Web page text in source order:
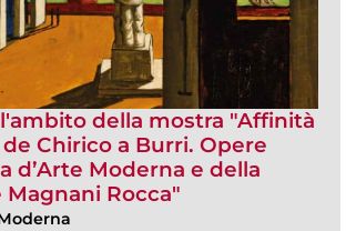
della mostra "Affinità
Chirico a Burri. Opere
d’Arte Moderna e della
Magnani Rocca"